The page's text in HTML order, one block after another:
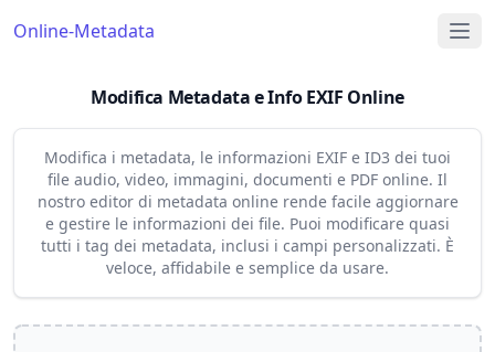
Online-Metadata
Modifica Metadata e Info EXIF Online
Modifica i metadata, le informazioni EXIF e ID3 dei tuoi
file audio, video, immagini, documenti e PDF online. Il
nostro editor di metadata online rende facile aggiornare
e gestire le informazioni dei file. Puoi modificare quasi
tutti i tag dei metadata, inclusi i campi personalizzati. È
veloce, affidabile e semplice da usare.